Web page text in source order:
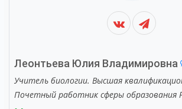
Леонтьева Юлия Владимировна
Учитель биологии. Высшая
Почетный работник сферы образования